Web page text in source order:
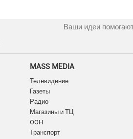
Ваши идеи
MASS MEDIA
Телевидение
Газеты
Радио
Магазины и ТЦ
OOH
Транспорт